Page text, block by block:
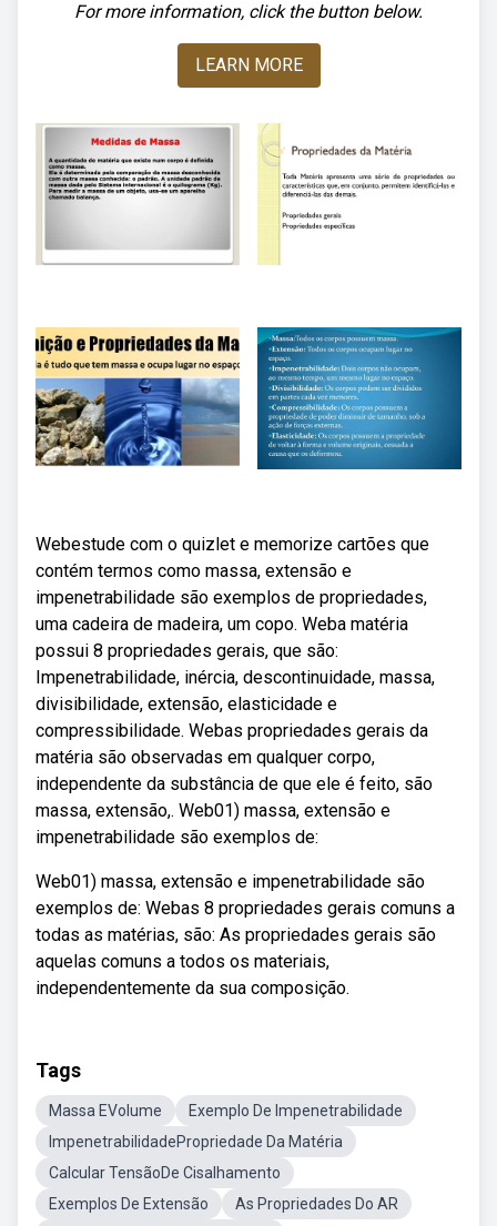
For more information, click the button below.
LEARN MORE
Webestude com o quizlet e memorize cartões que
contém termos como massa, extensão e
impenetrabilidade são exemplos de propriedades,
uma cadeira de madeira, um copo. Weba matéria
possui 8 propriedades gerais, que são:
Impenetrabilidade, inércia, descontinuidade, massa,
divisibilidade, extensão, elasticidade e
compressibilidade. Webas propriedades gerais da
matéria são observadas em qualquer corpo,
independente da substância de que ele é feito, são
massa, extensão,. Web01) massa, extensão e
impenetrabilidade são exemplos de:
Web01) massa, extensão e impenetrabilidade são
exemplos de: Webas 8 propriedades gerais comuns a
todas as matérias, são: As propriedades gerais são
aquelas comuns a todos os materiais,
independentemente da sua composição.
Tags
Massa EVolume
Exemplo De Impenetrabilidade
ImpenetrabilidadePropriedade Da Matéria
Calcular TensãoDe Cisalhamento
Exemplos De Extensão
As Propriedades Do AR